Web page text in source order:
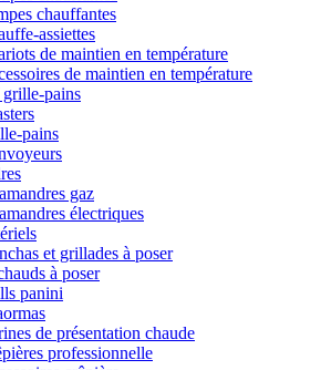
chauffantes
assiettes
de maintien en température
de maintien en température
grille-pains
pains
gaz
électriques
et grillades à poser
à poser
panini
de présentation chaude
professionnelle